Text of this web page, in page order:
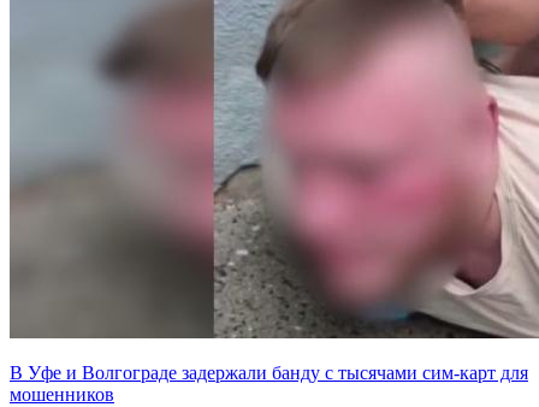
В Уфе и Волгограде задержали банду с тысячами сим-карт для
мошенников